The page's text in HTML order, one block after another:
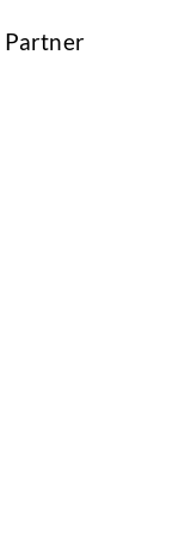
Partner